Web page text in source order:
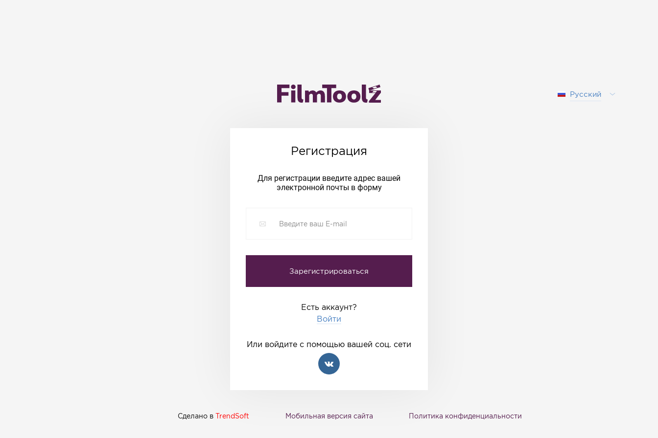
Русский
Регистрация
Для регистрации введите адрес вашей
электронной почты в форму
Есть аккаунт?
Войти
Или войдите с помощью вашей соц. сети
Сделано в TrendSoft Мобильная версия сайта Политика конфиденциальности